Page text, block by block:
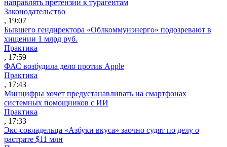
направлять претензии к турагентам
Законодательство
, 19:07
Бывшего гендиректора «Облкоммунэнерго» подозревают в
хищении 1 млрд руб.
Практика
, 17:59
ФАС возбудила дело против Apple
Практика
, 17:43
Минцифры хочет предустанавливать на смартфонах
системных помощников с ИИ
Практика
, 17:33
Экс-совладельца «Азбуки вкуса» заочно судят по делу о
растрате $11 млн